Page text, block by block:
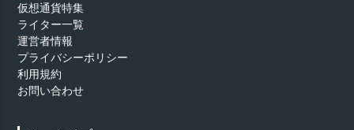
仮想通貨特集
ライター一覧
運営者情報
プライバシーポリシー
利用規約
お問い合わせ